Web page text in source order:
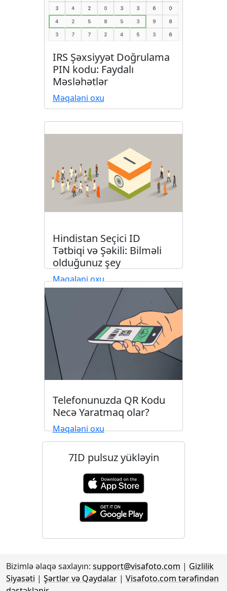
IRS Şəxsiyyət Doğrulama
PIN kodu: Faydalı
Məsləhətlər
Məqaləni oxu
Hindistan Seçici ID
Tətbiqi və Şəkili: Bilməli
olduğunuz şey
Məqaləni oxu
Telefonunuzda QR Kodu
Necə Yaratmaq olar?
Məqaləni oxu
7ID pulsuz yükləyin
Bizimlə əlaqə saxlayın: support@visafoto.com | Gizlilik
Siyasəti | Şərtlər və Qaydalar | Visafoto.com tərəfindən